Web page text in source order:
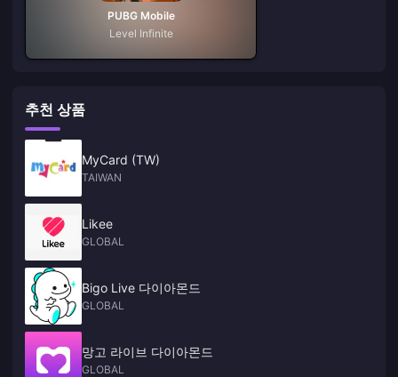
PUBG Mobile
Level Infinite
추천 상품
MyCard (TW)
TAIWAN
Likee
GLOBAL
Bigo Live 다이아몬드
GLOBAL
망고 라이브 다이아몬드
GLOBAL